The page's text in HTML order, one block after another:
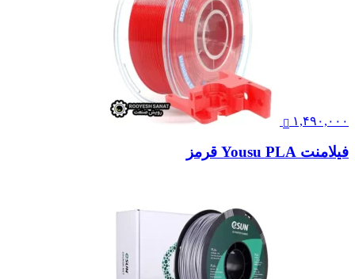
۱,۴۹۰,۰۰۰
فیلامنت Yousu PLA قرمز